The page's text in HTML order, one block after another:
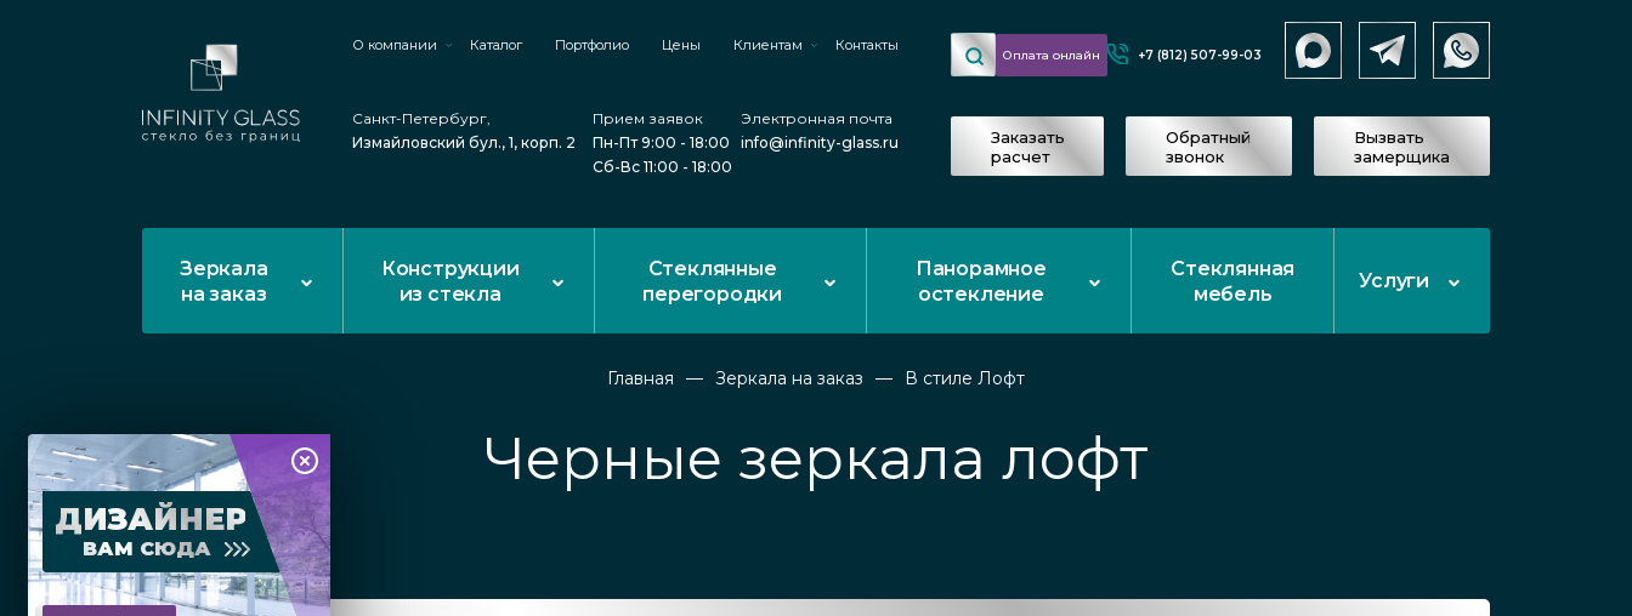
О компании Каталог Портфолио Цены Клиентам Контакты
Санкт-Петербург,
Измайловский бул., 1, корп. 2
Прием заявок
Пн-Пт 9:00 - 18:00
Сб-Вс 11:00 - 18:00
Электронная почта
info@infinity-glass.ru
Оплата онлайн +7 (812) 507-99-03
Заказать
расчет
Обратный
звонок
Вызвать
замерщика
Зеркала
на заказ
Конструкции
из стекла
Стеклянные
перегородки
Панорамное
остекление
Стеклянная
мебель
Услуги
Главная Зеркала на заказ В стиле Лофт
Черные зеркала лофт
ДИЗАЙНЕР
ВАМ СЮДА